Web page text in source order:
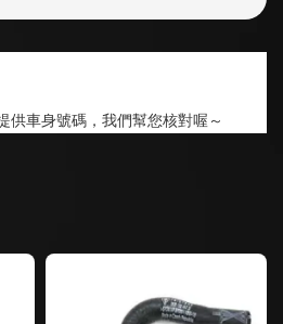
供車身號碼，我們幫您核對喔～